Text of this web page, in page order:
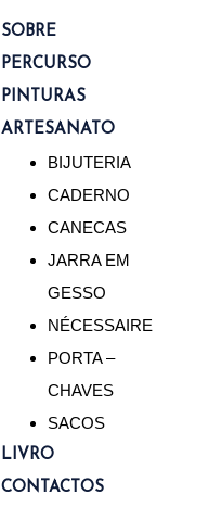
SOBRE
PERCURSO
PINTURAS
ARTESANATO
BIJUTERIA
CADERNO
CANECAS
JARRA EM
GESSO
NÉCESSAIRE
PORTA –
CHAVES
SACOS
LIVRO
CONTACTOS